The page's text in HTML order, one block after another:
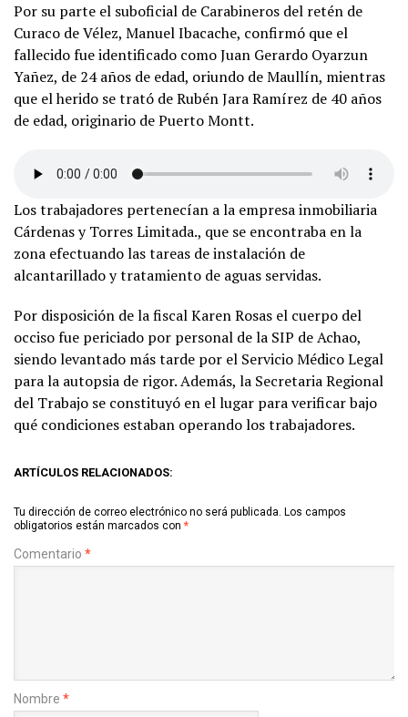
Por su parte el suboficial de Carabineros del retén de
Curaco de Vélez, Manuel Ibacache, confirmó que el
fallecido fue identificado como Juan Gerardo Oyarzun
Yañez, de 24 años de edad, oriundo de Maullín, mientras
que el herido se trató de Rubén Jara Ramírez de 40 años
de edad, originario de Puerto Montt.
Los trabajadores pertenecían a la empresa inmobiliaria
Cárdenas y Torres Limitada., que se encontraba en la
zona efectuando las tareas de instalación de
alcantarillado y tratamiento de aguas servidas.
Por disposición de la fiscal Karen Rosas el cuerpo del
occiso fue periciado por personal de la SIP de Achao,
siendo levantado más tarde por el Servicio Médico Legal
para la autopsia de rigor. Además, la Secretaria Regional
del Trabajo se constituyó en el lugar para verificar bajo
qué condiciones estaban operando los trabajadores.
ARTÍCULOS RELACIONADOS:
Tu dirección de correo electrónico no será publicada. Los campos
obligatorios están marcados con *
Comentario *
Nombre *